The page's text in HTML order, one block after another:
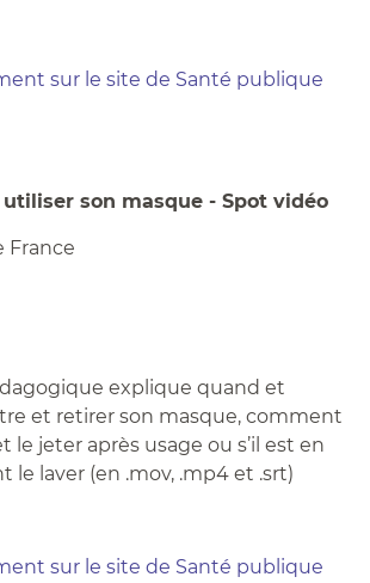
sur le site de Santé publique
utiliser son masque - Spot vidéo
France
explique quand et
et retirer son masque, comment
le jeter après usage ou s’il est en
le laver (en .mov, .mp4 et .srt)
sur le site de Santé publique